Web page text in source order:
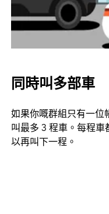
同時叫多部車
如果你嘅群組只有一位
叫最多 3 程車。每程
以再叫下一程。